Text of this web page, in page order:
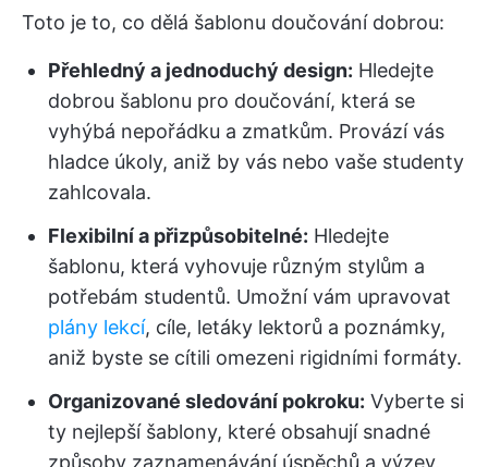
Toto je to, co dělá šablonu doučování dobrou:
Přehledný a jednoduchý design: Hledejte
dobrou šablonu pro doučování, která se
vyhýbá nepořádku a zmatkům. Provází vás
hladce úkoly, aniž by vás nebo vaše studenty
zahlcovala.
Flexibilní a přizpůsobitelné: Hledejte
šablonu, která vyhovuje různým stylům a
potřebám studentů. Umožní vám upravovat
plány lekcí, cíle, letáky lektorů a poznámky,
aniž byste se cítili omezeni rigidními formáty.
Organizované sledování pokroku: Vyberte si
ty nejlepší šablony, které obsahují snadné
způsoby zaznamenávání úspěchů a výzev,